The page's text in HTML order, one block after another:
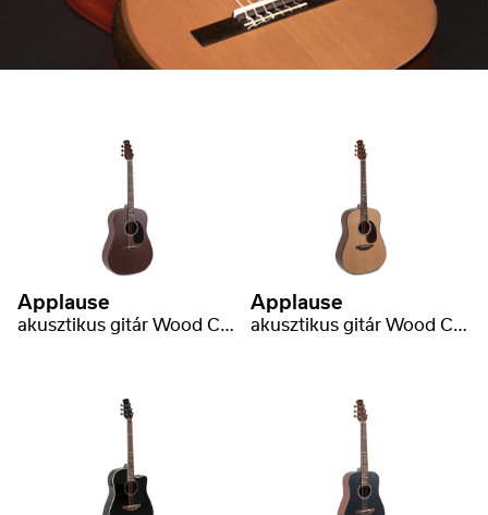
Applause
akusztikus gitár Wood Classics AAD96-M Mahogany Natural Matte
Applause
akusztikus gitár Wood Classics AAD96-4 Natural Gloss